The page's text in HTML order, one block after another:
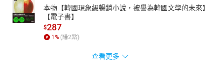
1-3いいお天気ですね。 天氣真好啊！
1-4電話予約とキャンセル 電話預約和取消預約
第二章 公共機関で手続きをする 在公共機關辦理手續
2-2 国民健康保険に加入する 辦理國民健康保險
本物【韓國現象級暢銷小說，被譽為韓國文學的未來】
【電子書】
$287
1 % (賺2點)
查看更多